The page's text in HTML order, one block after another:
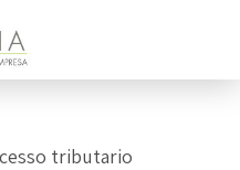
tributario